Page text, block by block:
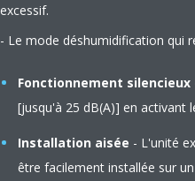
excessif.
- Le mode déshumidification qui
Fonctionnement silencieux
[jusqu'à 25 dB(A)] en activant
Installation aisée - L'unité
être facilement installée sur